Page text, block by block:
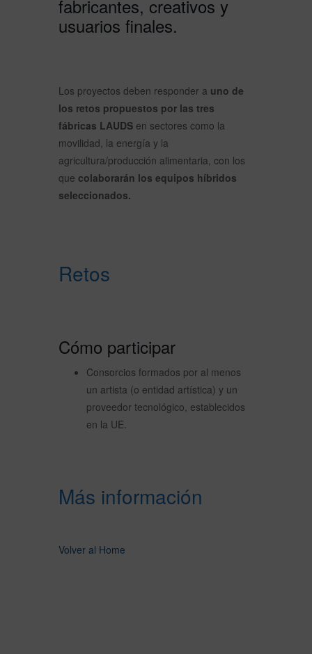
fabricantes, creativos y
usuarios finales.
Los proyectos deben responder a uno de
los retos propuestos por las tres
fábricas LAUDS en sectores como la
movilidad, la energía y la
agricultura/producción alimentaria, con los
que colaborarán los equipos híbridos
seleccionados.
Retos
Cómo participar
Consorcios formados por al menos
un artista (o entidad artística) y un
proveedor tecnológico, establecidos
en la UE.
Más información
Volver al Home